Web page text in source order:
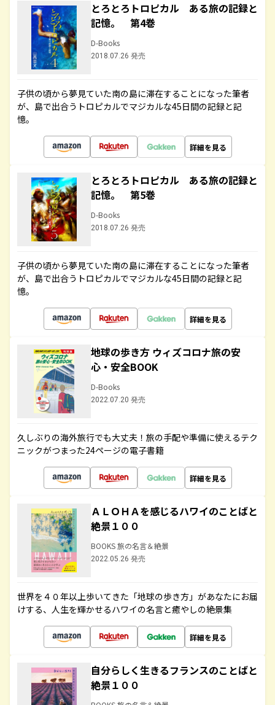
とろとろトロピカル ある旅の記録と
記憶。 第4巻
D-Books
2018.07.26 発売
子供の頃から夢見ていた南の島に滞在することになった筆者
が、島で出合うトロピカルでマジカルな45日間の記録と記
憶。
詳細を見る
とろとろトロピカル ある旅の記録と
記憶。 第5巻
D-Books
2018.07.26 発売
子供の頃から夢見ていた南の島に滞在することになった筆者
が、島で出合うトロピカルでマジカルな45日間の記録と記
憶。
詳細を見る
地球の歩き方 ウィズコロナ旅の安
心・安全BOOK
D-Books
2022.07.20 発売
久しぶりの海外旅行でも大丈夫！旅の手配や準備に使えるテク
ニックがつまった24ページの電子書籍
詳細を見る
ＡＬＯＨＡを感じるハワイのことばと
絶景１００
BOOKS 旅の名言＆絶景
2022.05.26 発売
世界を４０年以上歩いてきた「地球の歩き方」があなたにお届
けする、人生を輝かせるハワイの名言と癒やしの絶景集
詳細を見る
自分らしく生きるフランスのことばと
絶景１００